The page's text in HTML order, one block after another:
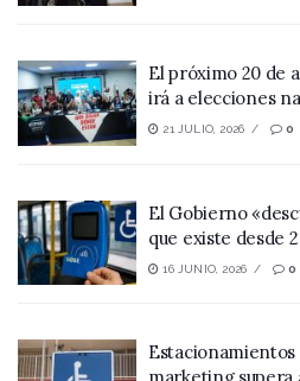
El próximo 20 de
irá a elecciones
21 JULIO, 2026 0
El Gobierno
que existe desde
16 JUNIO, 2026 0